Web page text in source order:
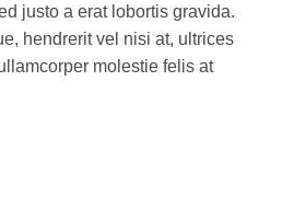
justo a erat lobortis gravida.
hendrerit vel nisi at, ultrices
molestie felis at